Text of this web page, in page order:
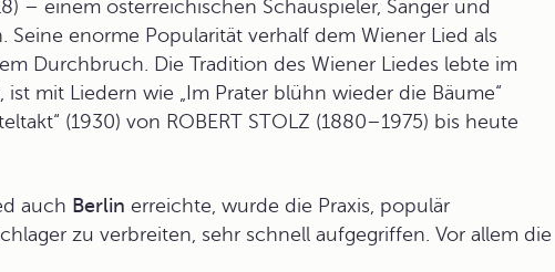
– einem österreichischen Schauspieler, Sänger und
enorme Popularität verhalf dem Wiener Lied als
Durchbruch. Die Tradition des Wiener Liedes lebte im
mit Liedern wie „Im Prater blühn wieder die Bäume“
(1930) von ROBERT STOLZ (1880–1975) bis heute
auch Berlin erreichte, wurde die Praxis, populär
zu verbreiten, sehr schnell aufgegriffen. Vor allem die